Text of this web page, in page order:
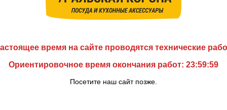
время на сайте проводятся технические
Ориентировочное время окончания работ: 23:59:59
Посетите наш сайт позже.